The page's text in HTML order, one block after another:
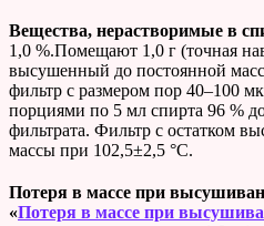
Вещества, нерастворимые в
1,0 %.Помещают 1,0 г (точная
высушенный до постоянной
фильтр с размером пор 40–100
порциями по 5 мл спирта 96 %
фильтрата. Фильтр с остатком
массы при 102,5±2,5 °С.
Потеря в массе при
«Потеря в массе при